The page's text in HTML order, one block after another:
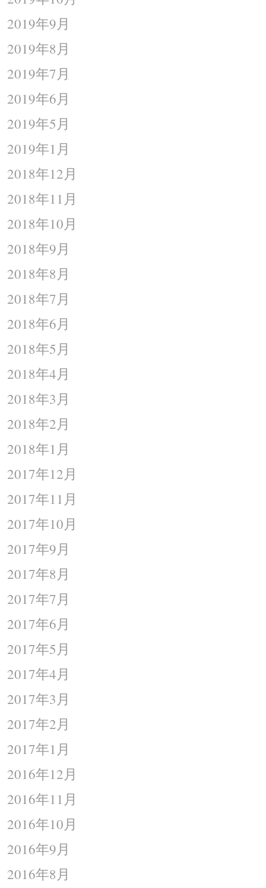
2019年9月
2019年8月
2019年7月
2019年6月
2019年5月
2019年1月
2018年12月
2018年11月
2018年10月
2018年9月
2018年8月
2018年7月
2018年6月
2018年5月
2018年4月
2018年3月
2018年2月
2018年1月
2017年12月
2017年11月
2017年10月
2017年9月
2017年8月
2017年7月
2017年6月
2017年5月
2017年4月
2017年3月
2017年2月
2017年1月
2016年12月
2016年11月
2016年10月
2016年9月
2016年8月